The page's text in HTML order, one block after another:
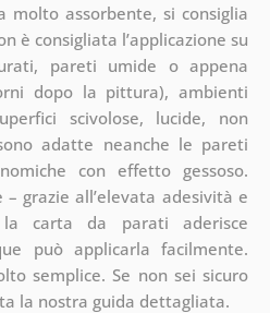
molto assorbente, si consiglia
è consigliata l’applicazione su
pareti umide o appena
dopo la pittura), ambienti
scivolose, lucide, non
adatte neanche le pareti
con effetto gessoso.
– grazie all’elevata adesività e
carta da parati aderisce
può applicarla facilmente.
semplice. Se non sei sicuro
la nostra guida dettagliata.